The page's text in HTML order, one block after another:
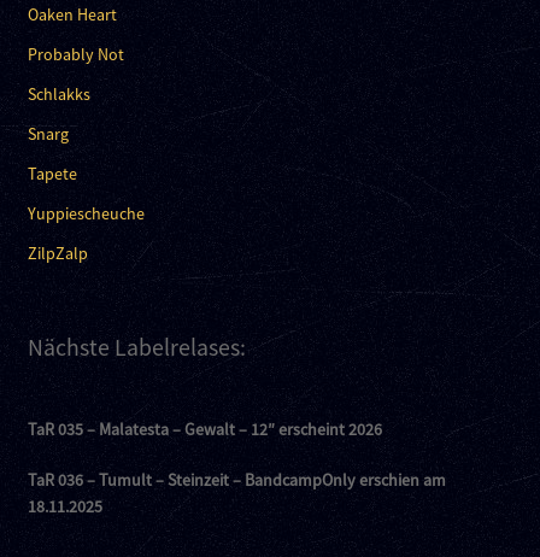
Oaken Heart
Probably Not
Schlakks
Snarg
Tapete
Yuppiescheuche
ZilpZalp
Nächste Labelrelases:
TaR 035 – Malatesta – Gewalt – 12″ erscheint 2026
TaR 036 – Tumult – Steinzeit – BandcampOnly erschien am
18.11.2025